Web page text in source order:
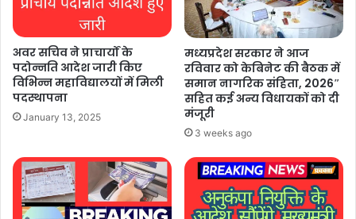
अवर सचिव ने प्राचार्यों के
पदोन्नति आदेश जारी किए
विभिन्न महाविद्यालयों में मिली
पदस्थापना
January 13, 2025
मध्यप्रदेश सरकार ने आज
रविवार को केबिनेट की बैठक में
समान नागरिक संहिता, 2026″
सहित कई अन्य विधायकों को दी
मंजूरी
3 weeks ago